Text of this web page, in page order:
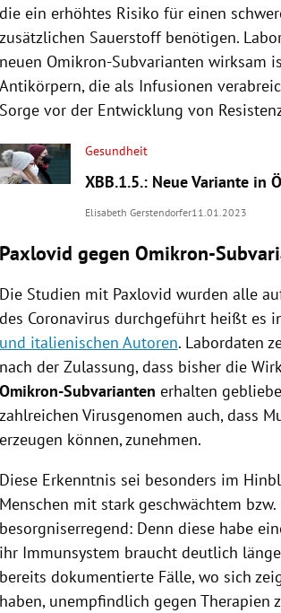
die ein erhöhtes Risiko für einen
zusätzlichen Sauerstoff benötigen.
neuen Omikron-Subvarianten wirksam
Antikörpern, die als Infusionen
Sorge vor der Entwicklung von
Gesundheit
XBB.1.5.: Neue Variante in
Elisabeth Gerstendorfer11.01.2023
Paxlovid gegen Omikron-
Die Studien mit Paxlovid wurden alle
des Coronavirus durchgeführt heißt es
und italienischen Autoren. Labordaten
nach der Zulassung, dass bisher die
Omikron-Subvarianten erhalten
zahlreichen Virusgenomen auch, dass
erzeugen können, zunehmen.
Diese Erkenntnis sei besonders im
Menschen mit stark geschwächtem
besorgniserregend: Denn diese habe
ihr Immunsystem braucht deutlich
bereits dokumentierte Fälle, wo sich
haben, unempfindlich gegen Therapien